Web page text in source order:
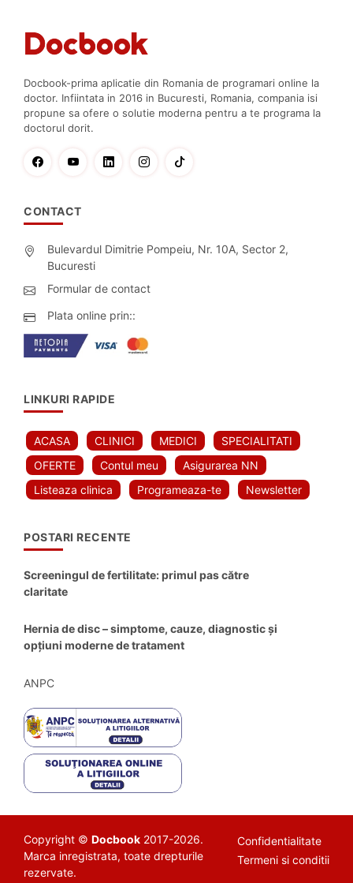
Docbook-prima aplicatie din Romania de programari online la
doctor. Infiintata in 2016 in Bucuresti, Romania, compania isi
propune sa ofere o solutie moderna pentru a te programa la
doctorul dorit.
CONTACT
Bulevardul Dimitrie Pompeiu, Nr. 10A, Sector 2,
Bucuresti
Formular de contact
Plata online prin::
LINKURI RAPIDE
ACASA CLINICI MEDICI
SPECIALITATI
OFERTE
Contul meu
Asigurarea NN
Listeaza clinica
Programeaza-te Newsletter
POSTARI RECENTE
Screeningul de fertilitate: primul pas către
claritate
Hernia de disc – simptome, cauze, diagnostic și
opțiuni moderne de tratament
ANPC
Copyright © Docbook 2017-2026.
Marca inregistrata, toate drepturile
rezervate.
Confidentialitate
Termeni si conditii